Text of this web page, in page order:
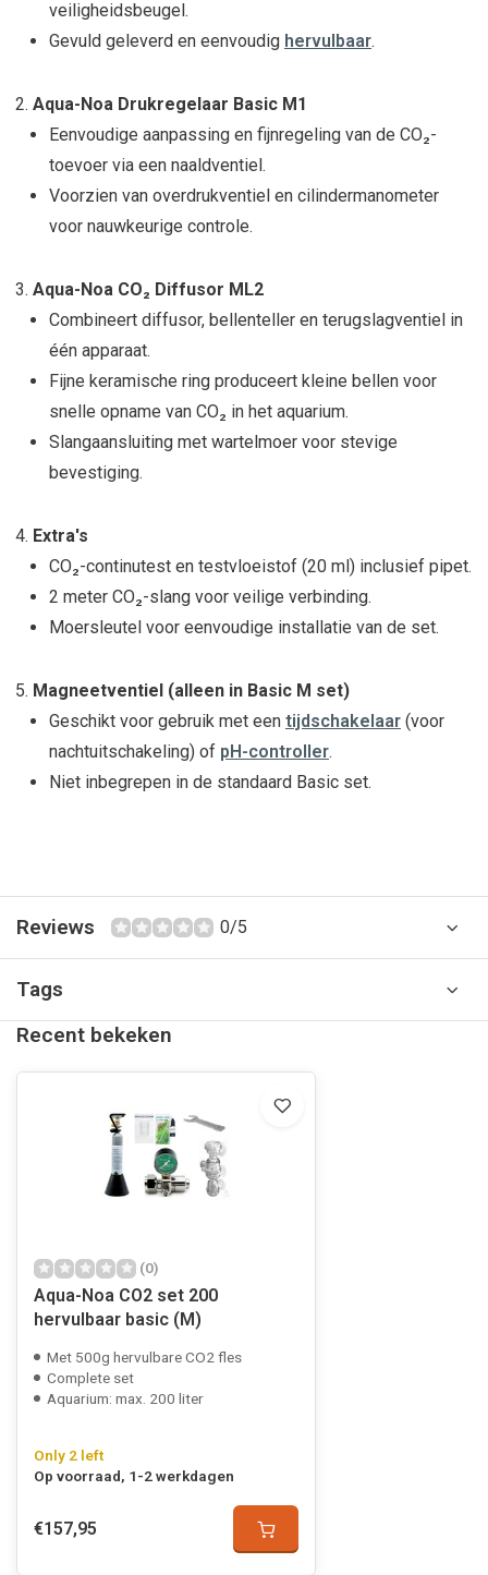
veiligheidsbeugel.
Gevuld geleverd en eenvoudig hervulbaar.
Aqua-Noa Drukregelaar Basic M1
Eenvoudige aanpassing en fijnregeling van de CO₂-
toevoer via een naaldventiel.
Voorzien van overdrukventiel en cilindermanometer
voor nauwkeurige controle.
Aqua-Noa CO₂ Diffusor ML2
Combineert diffusor, bellenteller en terugslagventiel in
één apparaat.
Fijne keramische ring produceert kleine bellen voor
snelle opname van CO₂ in het aquarium.
Slangaansluiting met wartelmoer voor stevige
bevestiging.
Extra's
CO₂-continutest en testvloeistof (20 ml) inclusief pipet.
2 meter CO₂-slang voor veilige verbinding.
Moersleutel voor eenvoudige installatie van de set.
Magneetventiel (alleen in Basic M set)
Geschikt voor gebruik met een tijdschakelaar (voor
nachtuitschakeling) of pH-controller.
Niet inbegrepen in de standaard Basic set.
Reviews 0/5
Tags
Recent bekeken
(0)
Aqua-Noa CO2 set 200
hervulbaar basic (M)
Met 500g hervulbare CO2 fles
Complete set
Aquarium: max. 200 liter
Only 2 left
Op voorraad, 1-2 werkdagen
€157,95